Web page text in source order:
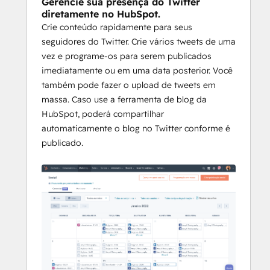
diretamente no HubSpot.
Crie conteúdo rapidamente para seus
seguidores do Twitter. Crie vários tweets de uma
vez e programe-os para serem publicados
imediatamente ou em uma data posterior. Você
também pode fazer o upload de tweets em
massa. Caso use a ferramenta de blog da
HubSpot, poderá compartilhar
automaticamente o blog no Twitter conforme é
publicado.